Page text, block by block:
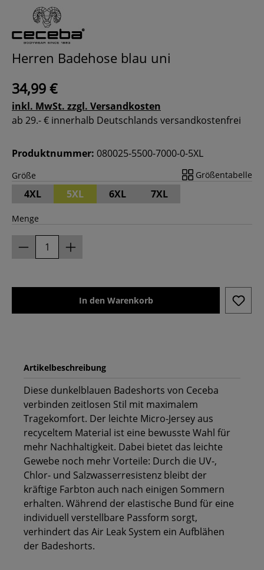
Herren Badehose blau uni
34,99 €
inkl. MwSt. zzgl. Versandkosten
ab 29.- € innerhalb Deutschlands versandkostenfrei
Produktnummer: 080025-5500-7000-0-5XL
Größe Größentabelle
4XL 5XL 6XL 7XL
Menge
In den Warenkorb
Artikelbeschreibung
Diese dunkelblauen Badeshorts von Ceceba
verbinden zeitlosen Stil mit maximalem
Tragekomfort. Der leichte Micro-Jersey aus
recyceltem Material ist eine bewusste Wahl für
mehr Nachhaltigkeit. Dabei bietet das leichte
Gewebe noch mehr Vorteile: Durch die UV-,
Chlor- und Salzwasserresistenz bleibt der
kräftige Farbton auch nach einigen Sommern
erhalten. Während der elastische Bund für eine
individuell verstellbare Passform sorgt,
verhindert das Air Leak System ein Aufblähen
der Badeshorts.